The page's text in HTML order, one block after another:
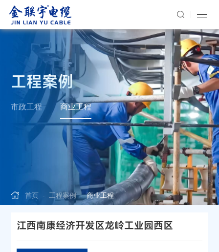
工程案例
市政工程 商业工程
首页 -工程案例-商业工程
江西南康经济开发区龙岭工业园西区